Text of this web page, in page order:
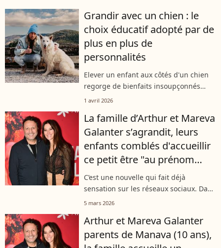
que Mareva Galanter affectionne tout...
Grandir avec un chien : le
choix éducatif adopté par de
plus en plus de
personnalités
Elever un enfant aux côtés d'un chien
regorge de bienfaits insoupçonnés
pour son développement. Une
plus en plus de parents stars, à l'image
de Julien...
1 avril 2026
La famille d’Arthur et Mareva
Galanter s’agrandit, leurs
enfants comblés d'accueillir
ce petit être "au prénom
tahitien"
C’est une nouvelle qui fait déjà
sensation sur les réseaux sociaux. Dans
une publication postée sur Instagram,
d’un nouveau membre dans la
famille....
5 mars 2026
Arthur et Mareva Galanter
parents de Manava (10 ans),